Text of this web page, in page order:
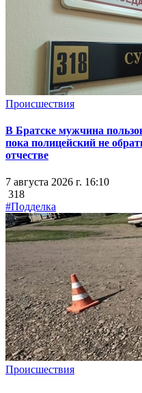
Происшествия
В Братске мужчина
пока полицейский не
отчестве
7 августа 2026 г. 16:10
318
#Подделка
Происшествия